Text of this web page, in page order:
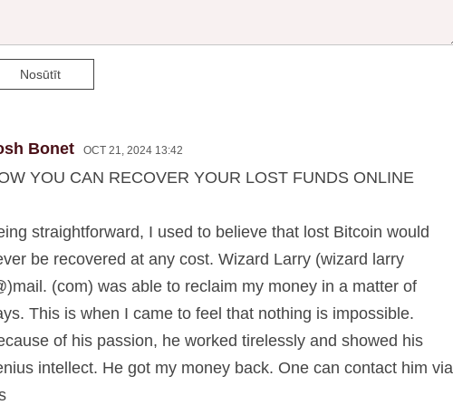
Nosūtīt
Bonet OCT 21, 2024 13:42
YOU CAN RECOVER YOUR LOST FUNDS ONLINE
straightforward, I used to believe that lost Bitcoin would
be recovered at any cost. Wizard Larry (wizard larry
(com) was able to reclaim my money in a matter of
This is when I came to feel that nothing is impossible.
of his passion, he worked tirelessly and showed his
intellect. He got my money back. One can contact him via